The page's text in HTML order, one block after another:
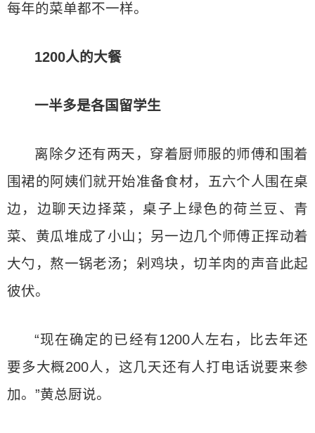
每年的菜单都不一样。
1200人的大餐
一半多是各国留学生
离除夕还有两天，穿着厨师服的师傅和围着
围裙的阿姨们就开始准备食材，五六个人围在桌
边，边聊天边择菜，桌子上绿色的荷兰豆、青
菜、黄瓜堆成了小山；另一边几个师傅正挥动着
大勺，熬一锅老汤；剁鸡块，切羊肉的声音此起
彼伏。
“现在确定的已经有1200人左右，比去年还
要多大概200人，这几天还有人打电话说要来参
加。”黄总厨说。